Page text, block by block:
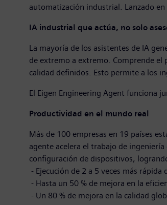
automatización industrial. Lanzado en
IA industrial que actúa, no solo
La mayoría de los asistentes de IA
de extremo a extremo. Comprende
calidad definidos. Esto permite a los
El Eigen Engineering Agent funciona
Productividad en el mundo real
Más de 100 empresas en 19 países
agente acelera el trabajo de
configuración de dispositivos,
- Ejecución de 2 a 5 veces más
- Hasta un 50 % de mejora en la
- Un 80 % de mejora en la calidad